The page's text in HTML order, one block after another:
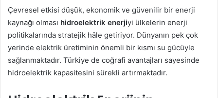
Çevresel etkisi düşük, ekonomik ve güvenilir bir enerji
kaynağı olması hidroelektrik enerjiyi ülkelerin enerji
politikalarında stratejik hâle getiriyor. Dünyanın pek çok
yerinde elektrik üretiminin önemli bir kısmı su gücüyle
sağlanmaktadır. Türkiye de coğrafi avantajları sayesinde
hidroelektrik kapasitesini sürekli artırmaktadır.